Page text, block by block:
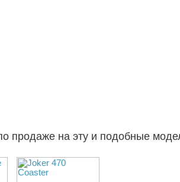
продаже на эту и подобные